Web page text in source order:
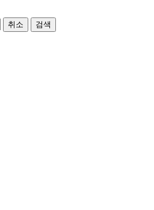
취소
검색